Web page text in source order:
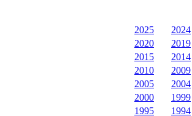
2025
2024
2020
2019
2015
2014
2010
2009
2005
2004
2000
1999
1995
1994